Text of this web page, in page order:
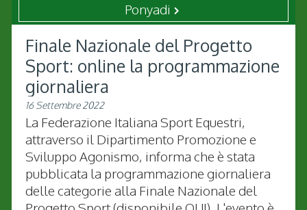
Ponyadi
Finale Nazionale del Progetto
Sport: online la programmazione
giornaliera
16 Settembre 2022
La Federazione Italiana Sport Equestri,
attraverso il Dipartimento Promozione e
Sviluppo Agonismo, informa che è stata
pubblicata la programmazione giornaliera
delle categorie alla Finale Nazionale del